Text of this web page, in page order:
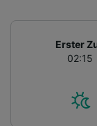
Erster
02:15